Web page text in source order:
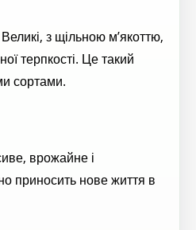
з щільною м’якоттю,
терпкості. Це такий
сортами.
врожайне і
приносить нове життя в